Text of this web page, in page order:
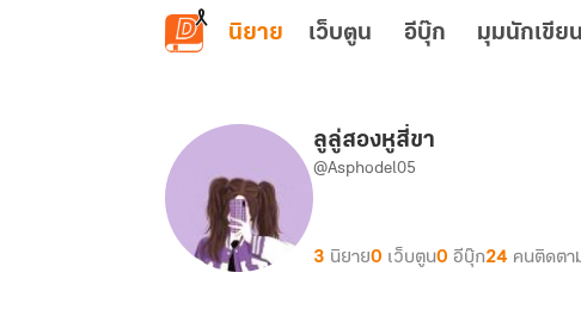
ข้ามไปยังเนื้อหาหลัก
นิยาย เว็บตูน อีบุ๊ก มุมนักเขียน
ลูลู่สองหูสี่ขา
@Asphodel05
3 นิยาย0 เว็บตูน0 อีบุ๊ก24 คนติดตา